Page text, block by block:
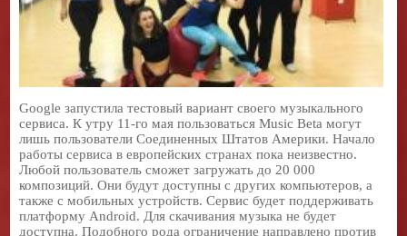
Google запустила тестовый вариант своего музыкального
сервиса. К утру 11-го мая пользоваться Music Beta могут
лишь пользователи Соединенных Штатов Америки. Начало
работы сервиса в европейских странах пока неизвестно.
Любой пользователь сможет загружать до 20 000
композиций. Они будут доступны с других компьютеров, а
также с мобильных устройств. Сервис будет поддерживать
платформу Android. Для скачивания музыка не будет
доступна. Подобного рода ограничение направлено против